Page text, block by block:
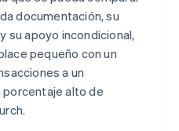
documentación, su
su apoyo incondicional,
pequeño con un
a un
porcentaje alto de